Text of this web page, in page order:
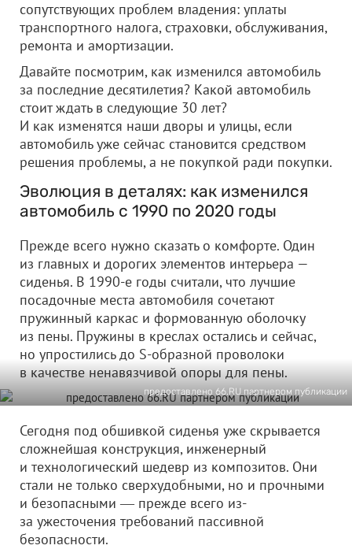
сопутствующих проблем владения: уплаты
транспортного налога, страховки, обслуживания,
ремонта и амортизации.
Давайте посмотрим, как изменился автомобиль
за последние десятилетия? Какой автомобиль
стоит ждать в следующие 30 лет?
И как изменятся наши дворы и улицы, если
автомобиль уже сейчас становится средством
решения проблемы, а не покупкой ради покупки.
Эволюция в деталях: как изменился
автомобиль с 1990 по 2020 годы
Прежде всего нужно сказать о комфорте. Один
из главных и дорогих элементов интерьера —
сиденья. В 1990-е годы считали, что лучшие
посадочные места автомобиля сочетают
пружинный каркас и формованную оболочку
из пены. Пружины в креслах остались и сейчас,
но упростились до S-образной проволоки
в качестве ненавязчивой опоры для пены.
предоставлено 66.RU партнером публикации
Сегодня под обшивкой сиденья уже скрывается
сложнейшая конструкция, инженерный
и технологический шедевр из композитов. Они
стали не только сверхудобными, но и прочными
и безопасными ― прежде всего из-
за ужесточения требований пассивной
безопасности.